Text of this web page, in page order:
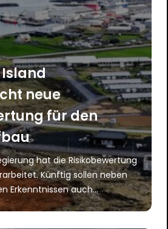
neue
für den
hat die Risikobewertung
Künftig sollen neben
Erkenntnissen auch...